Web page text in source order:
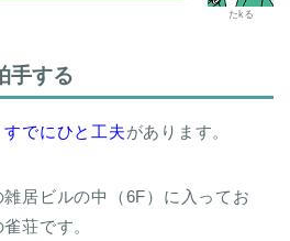
たkる
手する
でにひと工夫があります。
居ビルの中（6F）に入ってお
荘です。